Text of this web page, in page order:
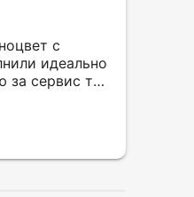
с
идеально
за сервис так
30 мин до
не было.